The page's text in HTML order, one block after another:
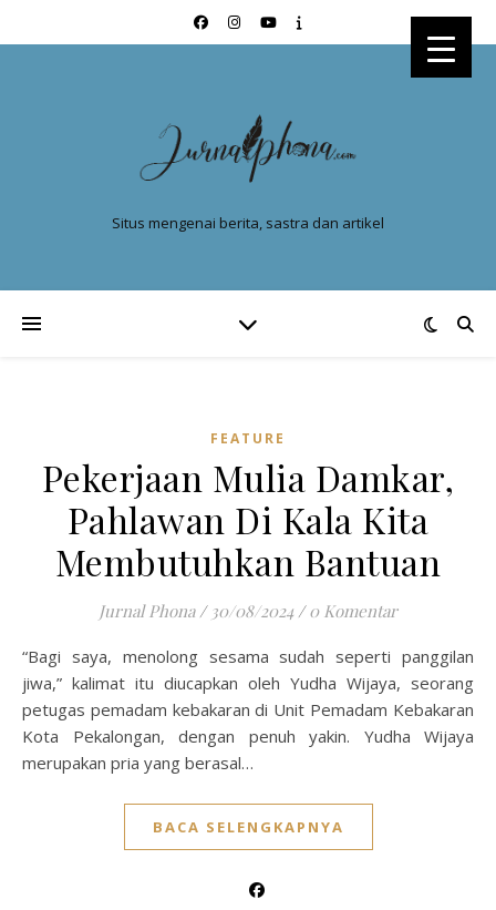
Situs mengenai berita, sastra dan artikel
FEATURE
Pekerjaan Mulia Damkar,
Pahlawan Di Kala Kita
Membutuhkan Bantuan
Jurnal Phona / 30/08/2024 / 0 Komentar
“Bagi saya, menolong sesama sudah seperti panggilan
jiwa,” kalimat itu diucapkan oleh Yudha Wijaya, seorang
petugas pemadam kebakaran di Unit Pemadam Kebakaran
Kota Pekalongan, dengan penuh yakin. Yudha Wijaya
merupakan pria yang berasal…
BACA SELENGKAPNYA